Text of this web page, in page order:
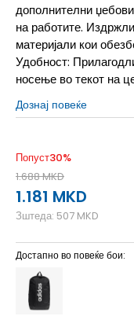
дополнителни
на работите.
материјали кои
Удобност:
носење во текот на
Дознај повеќе
Попуст30%
1.688MKD
1.181 MKD
Зштеда: 507 MKD
Достапно во повеќе бои: